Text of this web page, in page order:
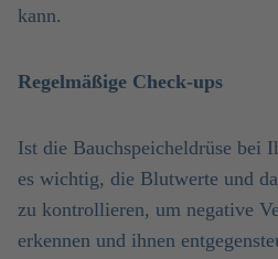
kann.
Regelmäßige Check-ups
Ist die Bauchspeicheldrüse bei
es wichtig, die Blutwerte und
zu kontrollieren, um negative
erkennen und ihnen